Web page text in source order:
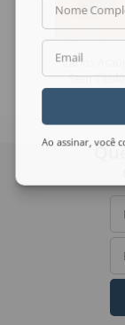
Carlos Araújo
Sem Título
Nome
Email
Ao assinar, você